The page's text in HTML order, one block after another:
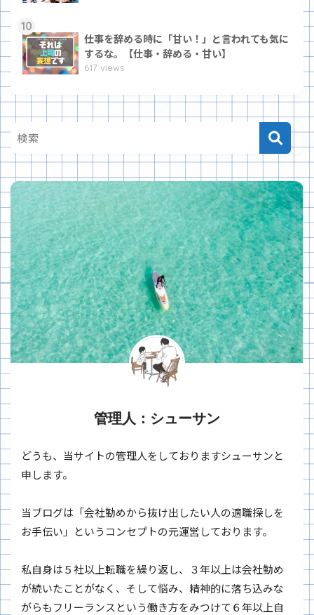
10
仕事を辞める時に「甘い！」と言われても気に
するな。【仕事・辞める・甘い】
617 views
管理人：シューサン
どうも、当サイトの管理人をしておりますシューサンと
申します。
当ブログは「会社勤めから抜け出したい人の適職探しを
お手伝い」というコンセプトの元運営しております。
私自身は５社以上転職を繰り返し、３年以上は会社勤め
が続いたことがなく、そして悩み、精神的に落ち込みな
がらもフリーランスという働き方をみつけて６年以上自